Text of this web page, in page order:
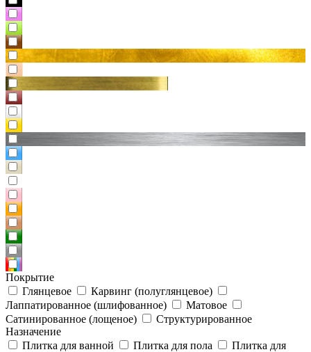
Покрытие
Глянцевое
Карвинг (полуглянцевое)
Лаппатированное (шлифованное)
Матовое
Сатинированное (лощеное)
Структурированное
Назначение
Плитка для ванной
Плитка для пола
Плитка для